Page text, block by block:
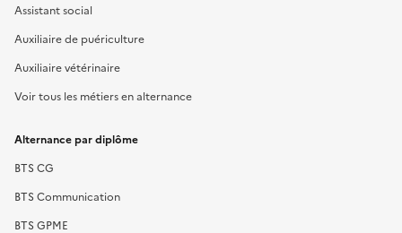
Assistant social
Auxiliaire de puériculture
Auxiliaire vétérinaire
Voir tous les métiers en alternance
Alternance par diplôme
BTS CG
BTS Communication
BTS GPME